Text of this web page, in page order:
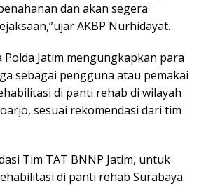
dan akan segera
AKBP Nurhidayat.
Jatim mengungkapkan para
sebagai pengguna atau pemakai
di panti rehab di wilayah
sesuai rekomendasi dari tim
Tim TAT BNNP Jatim, untuk
di panti rehab Surabaya